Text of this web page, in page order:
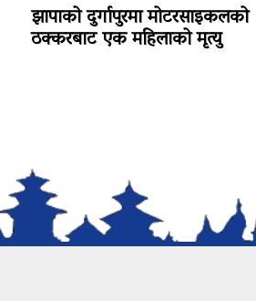
झापाको दुर्गापुरमा मोटरसाइकलको
ठक्करबाट एक महिलाको मृत्यु